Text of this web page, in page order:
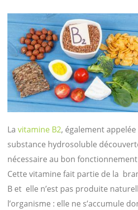
La vitamine B2, également
substance hydrosoluble
nécessaire au bon fonctionnement
Cette vitamine fait partie de la
B et elle n’est pas produite
l’organisme : elle ne s’accumule